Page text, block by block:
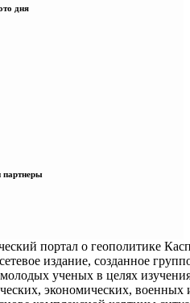
дня
портал о геополитике
издание, созданное
ученых в целях
экономических, военных